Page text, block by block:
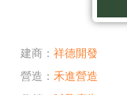
建商
祥德開發
營造
禾進營造